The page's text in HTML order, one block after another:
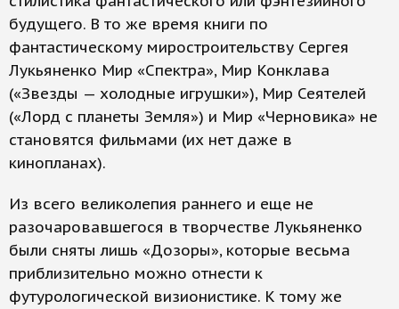
будущего. В то же время книги по
фантастическому миростроительству Сергея
Лукьяненко Мир «Спектра», Мир Конклава
(«Звезды — холодные игрушки»), Мир Сеятелей
(«Лорд с планеты Земля») и Мир «Черновика» не
становятся фильмами (их нет даже в
кинопланах).
Из всего великолепия раннего и еще не
разочаровавшегося в творчестве Лукьяненко
были сняты лишь «Дозоры», которые весьма
приблизительно можно отнести к
футурологической визионистике. К тому же